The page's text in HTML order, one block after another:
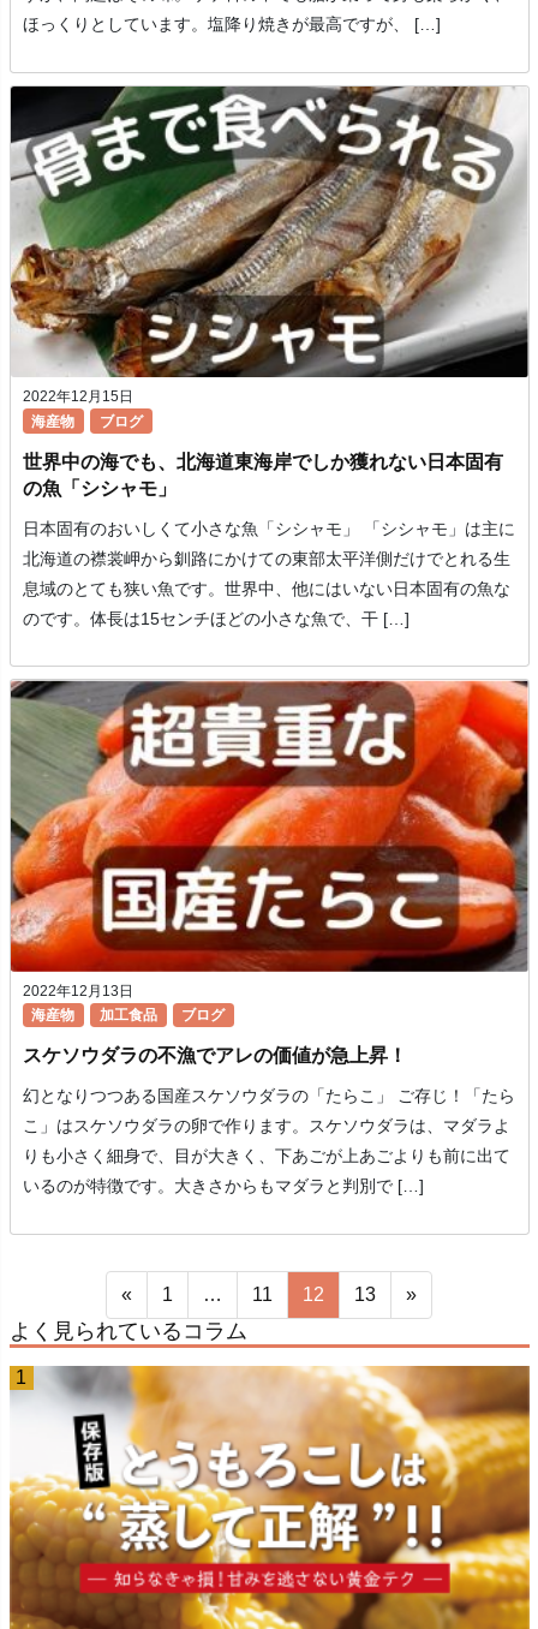
ほっくりとしています。塩降り焼きが最高ですが、 […]
2022年12月15日
海産物
ブログ
世界中の海でも、北海道東海岸でしか獲れない日本固有
の魚「シシャモ」
日本固有のおいしくて小さな魚「シシャモ」 「シシャモ」は主に
北海道の襟裳岬から釧路にかけての東部太平洋側だけでとれる生
息域のとても狭い魚です。世界中、他にはいない日本固有の魚な
のです。体長は15センチほどの小さな魚で、干 […]
2022年12月13日
海産物
加工食品 ブログ
スケソウダラの不漁でアレの価値が急上昇！
幻となりつつある国産スケソウダラの「たらこ」 ご存じ！「たら
こ」はスケソウダラの卵で作ります。スケソウダラは、マダラよ
りも小さく細身で、目が大きく、下あごが上あごよりも前に出て
いるのが特徴です。大きさからもマダラと判別で […]
« 1 … 11 12 13 »
よく見られているコラム